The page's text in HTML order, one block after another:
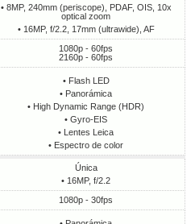
• 8MP, 240mm (periscope), PDAF, OIS, 10x
optical zoom
• 16MP, f/2.2, 17mm (ultrawide), AF
1080p - 60fps
2160p - 60fps
• Flash LED
• Panorámica
• High Dynamic Range (HDR)
• Gyro-EIS
• Lentes Leica
• Espectro de color
Única
• 16MP, f/2.2
1080p - 30fps